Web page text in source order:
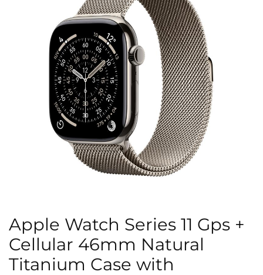
Apple Watch Series 11 Gps +
Cellular 46mm Natural
Titanium Case with